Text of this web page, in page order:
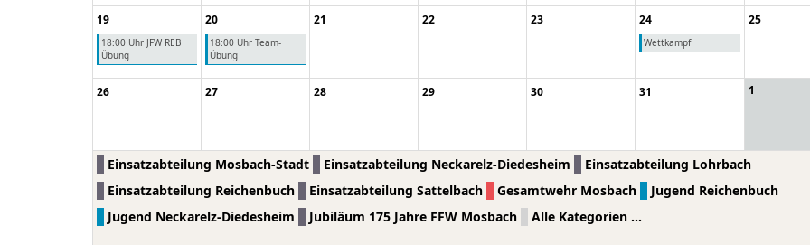
19
18:00 Uhr JFW REB
Übung
20
18:00 Uhr Team-
Übung
21 22 23 24
Wettkampf
25
26 27 28 29 30 31 1
Einsatzabteilung Mosbach-Stadt Einsatzabteilung Neckarelz-Diedesheim
Einsatzabteilung Lohrbach
Einsatzabteilung Reichenbuch
Einsatzabteilung Sattelbach Gesamtwehr Mosbach
Jugend Reichenbuch
Jugend Neckarelz-Diedesheim
Jubiläum 175 Jahre FFW Mosbach Alle Kategorien ...